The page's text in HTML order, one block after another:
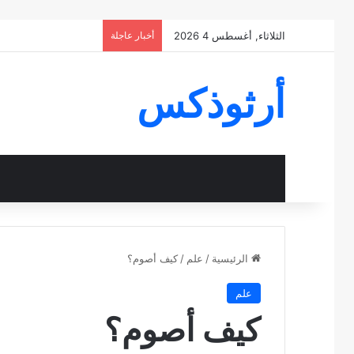
الثلاثاء, أغسطس 4 2026 أخبار عاجلة
أرثوذكس
الرئيسية / علم / كيف أصوم؟
علم
كيف أصوم؟